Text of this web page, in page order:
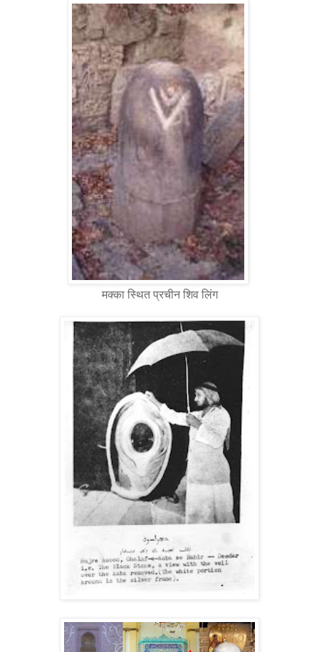
मक्का स्थित प्रचीन शिव लिंग